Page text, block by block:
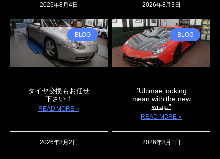
2026年8月4日 2026年8月3日
BLOG
タイヤ交換もお任せ
下さい！
READ MORE »
2026年8月2日
BLOG
”Ultimae looking
mean with the new
wrap.”
READ MORE »
2026年8月1日